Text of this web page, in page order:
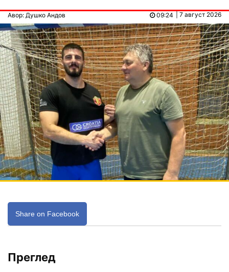
Авор: Душко Андов | 7 август 2026
09:24
Share on Facebook
Преглед